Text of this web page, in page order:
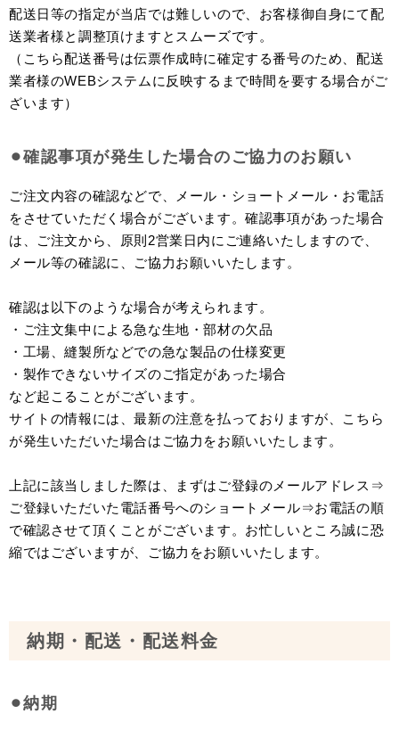
配送日等の指定が当店では難しいので、お客様御自身にて配
送業者様と調整頂けますとスムーズです。
（こちら配送番号は伝票作成時に確定する番号のため、配送
業者様のWEBシステムに反映するまで時間を要する場合がご
ざいます）
⚫︎確認事項が発生した場合のご協力のお願い
ご注文内容の確認などで、メール・ショートメール・お電話
をさせていただく場合がございます。確認事項があった場合
は、ご注文から、原則2営業日内にご連絡いたしますので、
メール等の確認に、ご協力お願いいたします。
確認は以下のような場合が考えられます。
・ご注文集中による急な生地・部材の欠品
・工場、縫製所などでの急な製品の仕様変更
・製作できないサイズのご指定があった場合
など起こることがございます。
サイトの情報には、最新の注意を払っておりますが、こちら
が発生いただいた場合はご協力をお願いいたします。
上記に該当しました際は、まずはご登録のメールアドレス⇒
ご登録いただいた電話番号へのショートメール⇒お電話の順
で確認させて頂くことがございます。お忙しいところ誠に恐
縮ではございますが、ご協力をお願いいたします。
納期・配送・配送料金
⚫︎納期